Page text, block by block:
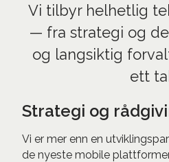
Vi tilbyr helhetlig
— fra strategi og
og langsiktig
ett
Strategi og
Vi er mer enn en
de nyeste mobile